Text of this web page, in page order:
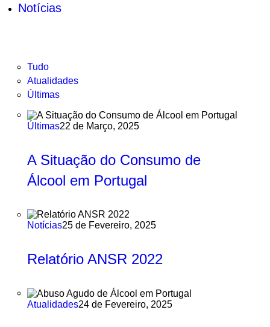
Notícias
Tudo
Atualidades
Últimas
Últimas22 de Março, 2025
A Situação do Consumo de
Álcool em Portugal
Notícias25 de Fevereiro, 2025
Relatório ANSR 2022
Atualidades24 de Fevereiro, 2025